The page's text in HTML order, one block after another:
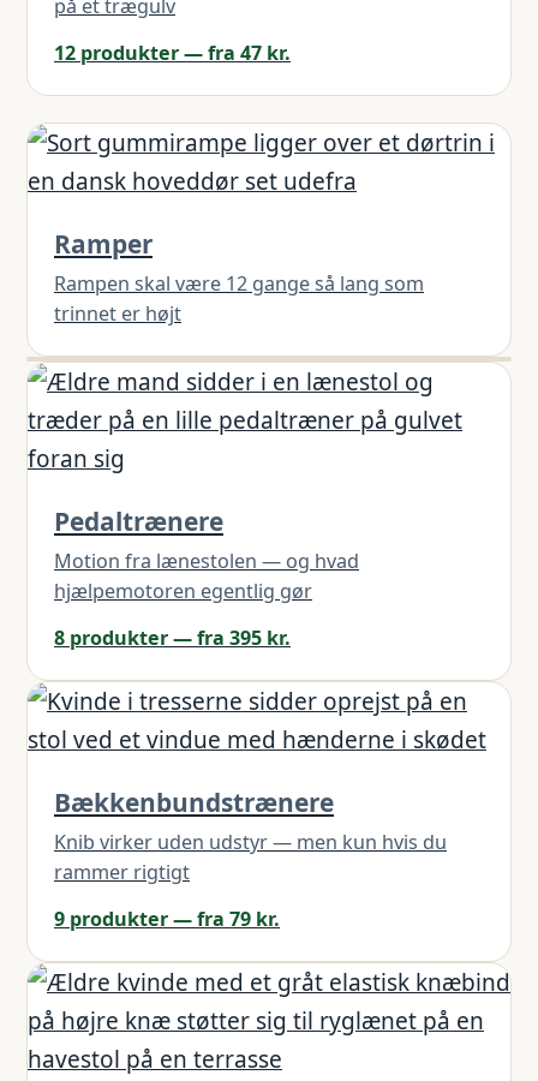
på et trægulv
12 produkter — fra 47 kr.
Ramper
Rampen skal være 12 gange så lang som
trinnet er højt
Pedaltrænere
Motion fra lænestolen — og hvad
hjælpemotoren egentlig gør
8 produkter — fra 395 kr.
Bækkenbundstrænere
Knib virker uden udstyr — men kun hvis du
rammer rigtigt
9 produkter — fra 79 kr.